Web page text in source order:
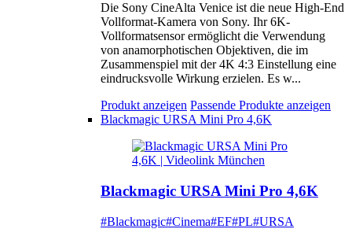
Die Sony CineAlta Venice ist die neue High-End
Vollformat-Kamera von Sony. Ihr 6K-
Vollformatsensor ermöglicht die Verwendung
von anamorphotischen Objektiven, die im
Zusammenspiel mit der 4K 4:3 Einstellung eine
eindrucksvolle Wirkung erzielen. Es w...
Produkt anzeigen Passende Produkte anzeigen
Blackmagic URSA Mini Pro 4,6K
Blackmagic URSA Mini Pro 4,6K
#Blackmagic#Cinema#EF#PL#URSA